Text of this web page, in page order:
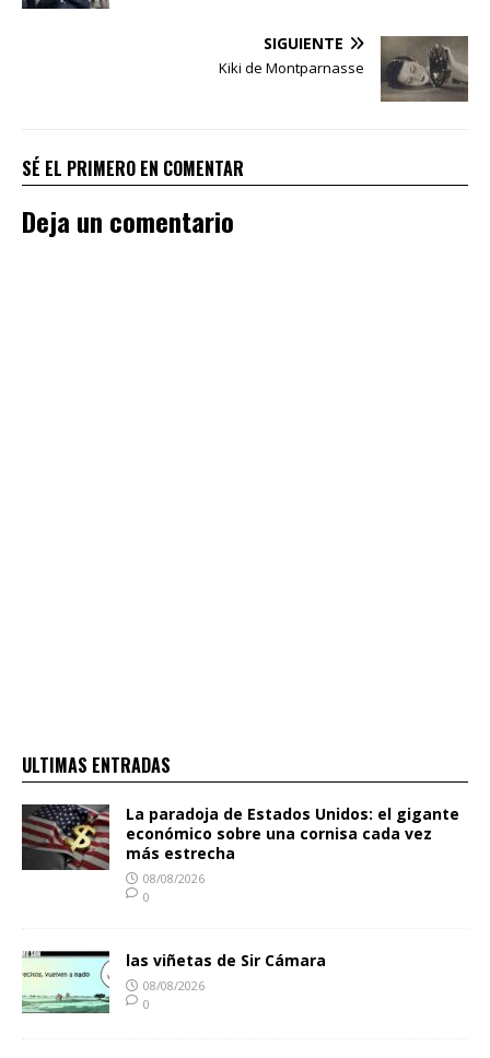
SIGUIENTE
Kiki de Montparnasse
SÉ EL PRIMERO EN COMENTAR
Deja un comentario
ULTIMAS ENTRADAS
La paradoja de Estados Unidos: el gigante
económico sobre una cornisa cada vez
más estrecha
08/08/2026
0
las viñetas de Sir Cámara
08/08/2026
0